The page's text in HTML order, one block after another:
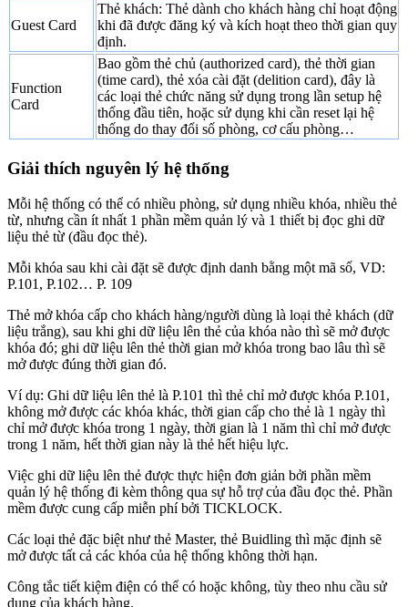
Guest Card
Thẻ khách: Thẻ dành cho khách hàng chỉ hoạt động
khi đã được đăng ký và kích hoạt theo thời gian quy
định.
Function
Card
Bao gồm thẻ chủ (authorized card), thẻ thời gian
(time card), thẻ xóa cài đặt (delition card), đây là
các loại thẻ chức năng sử dụng trong lần setup hệ
thống đầu tiên, hoặc sử dụng khi cần reset lại hệ
thống do thay đổi số phòng, cơ cấu phòng…
Giải thích nguyên lý hệ thống
Mỗi hệ thống có thể có nhiều phòng, sử dụng nhiều khóa, nhiều thẻ
từ, nhưng cần ít nhất 1 phần mềm quản lý và 1 thiết bị đọc ghi dữ
liệu thẻ từ (đầu đọc thẻ).
Mỗi khóa sau khi cài đặt sẽ được định danh bằng một mã số, VD:
P.101, P.102… P. 109
Thẻ mở khóa cấp cho khách hàng/người dùng là loại thẻ khách (dữ
liệu trắng), sau khi ghi dữ liệu lên thẻ của khóa nào thì sẽ mở được
khóa đó; ghi dữ liệu lên thẻ thời gian mở khóa trong bao lâu thì sẽ
mở được đúng thời gian đó.
Ví dụ: Ghi dữ liệu lên thẻ là P.101 thì thẻ chỉ mở được khóa P.101,
không mở được các khóa khác, thời gian cấp cho thẻ là 1 ngày thì
chỉ mở được khóa trong 1 ngày, thời gian là 1 năm thì chỉ mở được
trong 1 năm, hết thời gian này là thẻ hết hiệu lực.
Việc ghi dữ liệu lên thẻ được thực hiện đơn giản bởi phần mềm
quản lý hệ thống đi kèm thông qua sự hỗ trợ của đầu đọc thẻ. Phần
mềm được cung cấp miễn phí bởi TICKLOCK.
Các loại thẻ đặc biệt như thẻ Master, thẻ Buidling thì mặc định sẽ
mở được tất cả các khóa của hệ thống không thời hạn.
Công tắc tiết kiệm điện có thể có hoặc không, tùy theo nhu cầu sử
dụng của khách hàng.